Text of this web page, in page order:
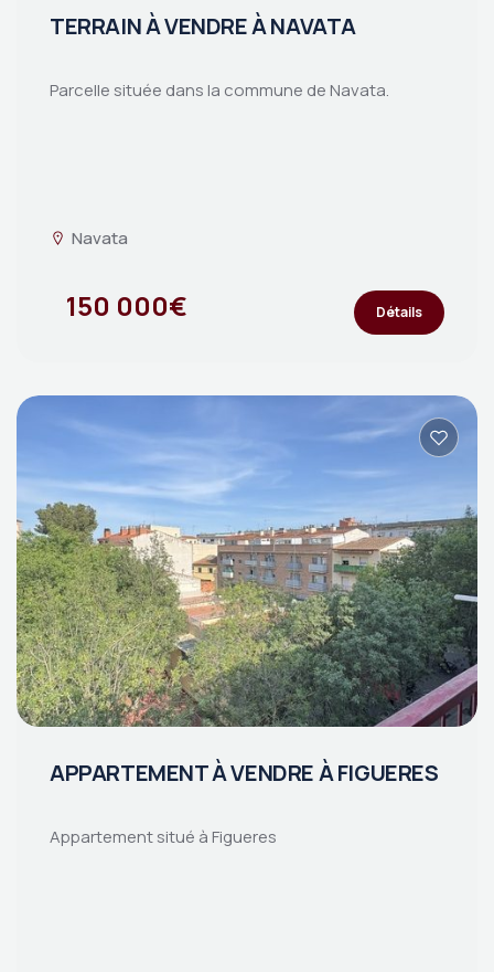
TERRAIN À VENDRE À NAVATA
Parcelle située dans la commune de Navata.
Navata
150 000€ Détails
APPARTEMENT À VENDRE À FIGUERES
Appartement situé à Figueres